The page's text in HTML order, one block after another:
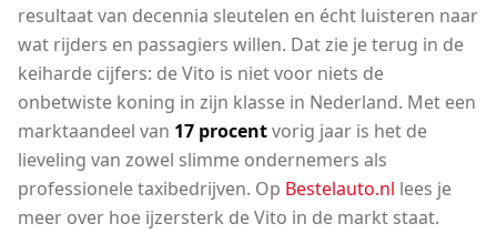
resultaat van decennia sleutelen en écht luisteren naar
wat rijders en passagiers willen. Dat zie je terug in de
keiharde cijfers: de Vito is niet voor niets de
onbetwiste koning in zijn klasse in Nederland. Met een
marktaandeel van 17 procentvorig jaar is het de
lieveling van zowel slimme ondernemers als
professionele taxibedrijven. Op Bestelauto.nl lees je
meer over hoe ijzersterk de Vito in de markt staat.